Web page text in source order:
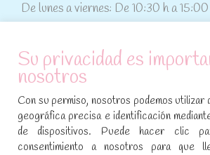
De lunes a viernes: De 10:30 h a
ATENCIÓN AL CLIENTE
Condiciones de compra
Aviso legal y política de privacidad
Política de cookies
Su privacidad es
nosotros
Con su permiso, nosotros podemos utilizar
geográfica precisa e identificación
de dispositivos. Puede hacer clic
consentimiento a nosotros para que